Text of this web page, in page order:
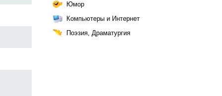
Юмор
Компьютеры и Интернет
Поэзия, Драматургия